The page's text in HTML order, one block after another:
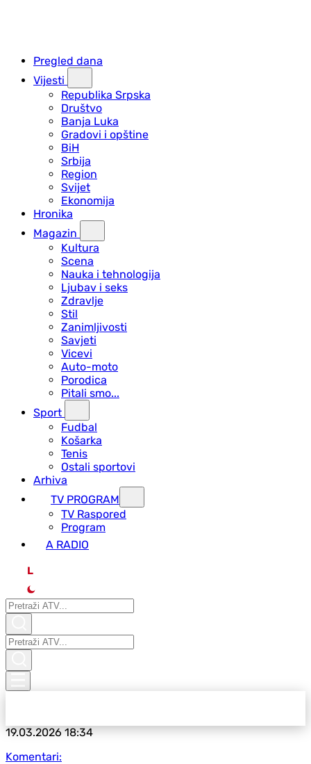
Pregled dana
Vijesti
Republika Srpska
Društvo
Banja Luka
Gradovi i opštine
BiH
Srbija
Region
Svijet
Ekonomija
Hronika
Magazin
Kultura
Scena
Nauka i tehnologija
Ljubav i seks
Zdravlje
Stil
Zanimljivosti
Savjeti
Vicevi
Auto-moto
Porodica
Pitali smo...
Sport
Fudbal
Košarka
Tenis
Ostali sportovi
Arhiva
TV PROGRAM
ТV Raspored
Program
A RADIO
L
19.03.202618:34
Komentari: